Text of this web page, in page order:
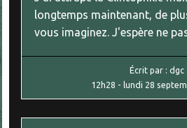
longtemps maintenant, de
vous imaginez. J'espère ne
Écrit par : dgc
12h28 -lundi 28